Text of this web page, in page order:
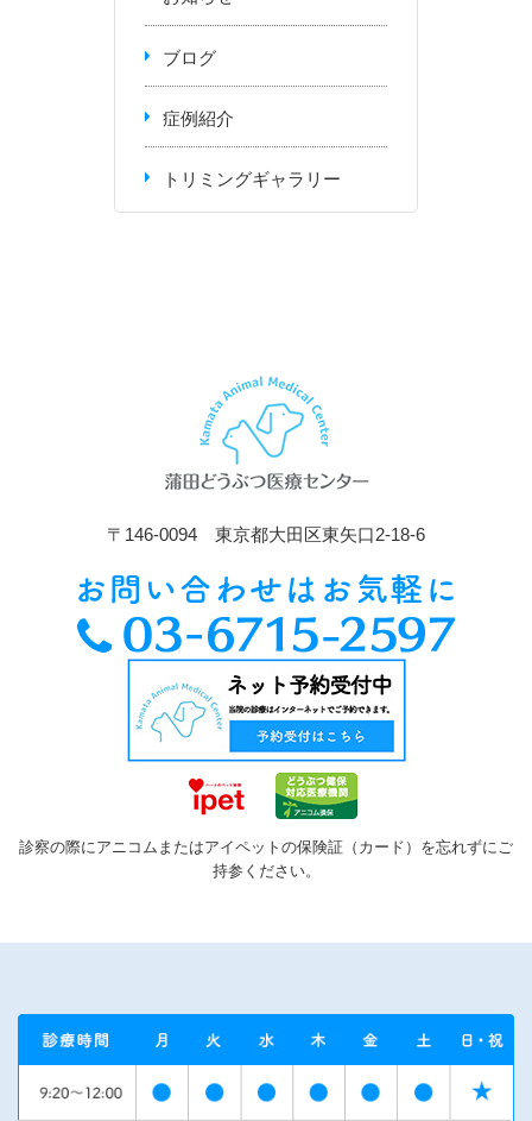
ブログ
症例紹介
トリミングギャラリー
〒146-0094 東京都大田区東矢口2-18-6
診察の際にアニコムまたはアイペットの保険証（カード）を忘れずにご
持参ください。